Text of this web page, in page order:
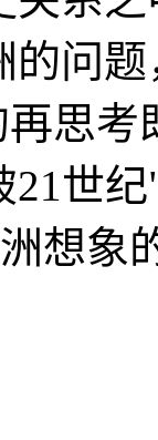
的问
思考
21世
想象